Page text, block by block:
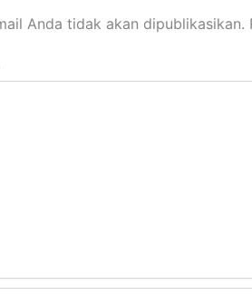
Anda tidak akan dipublikasikan.